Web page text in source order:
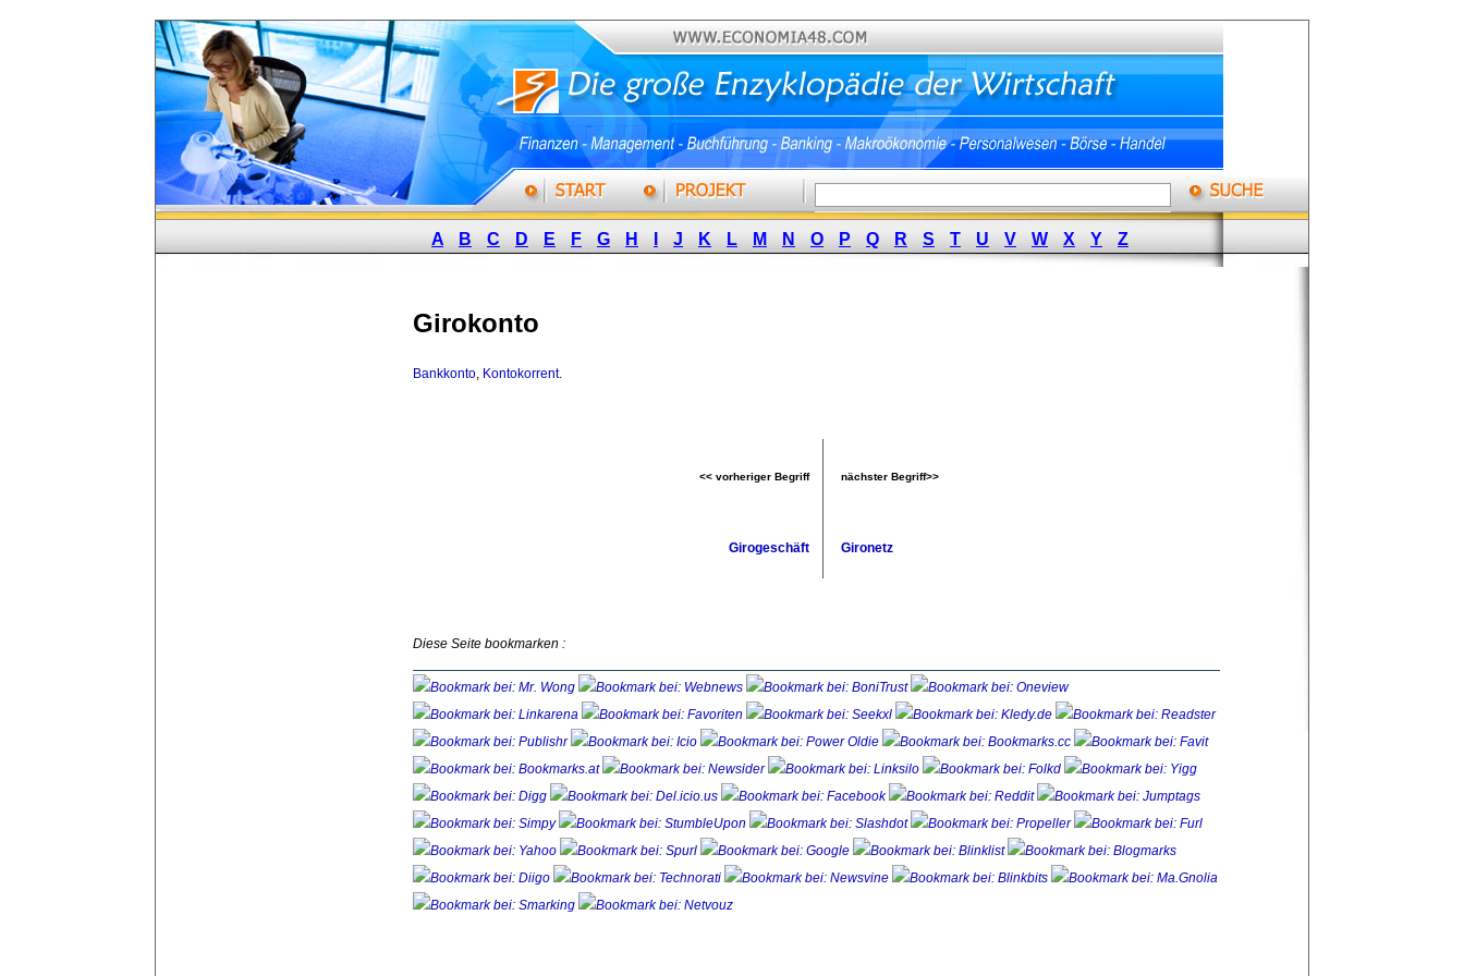
A B C D E F G H J K L M N O P Q R S T U V W X Y Z
Girokonto
Bankkonto, Kontokorrent.
<< vorheriger Begriff nächster Begriff>>
Girogeschäft Gironetz
Diese Seite bookmarken :